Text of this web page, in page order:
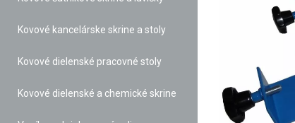
Kovové kancelárske skrine a stoly
Kovové dielenské pracovné stoly
Kovové dielenské a chemické skrine